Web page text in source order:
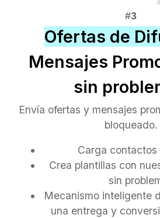
Ofertas de
Mensajes
sin
Envía ofertas y mensajes
bloqueado.
Carga contactos
Crea plantillas con
sin
Mecanismo inteligente
una entrega y